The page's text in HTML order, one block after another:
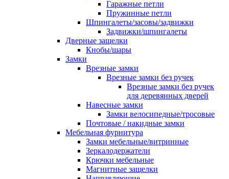
Гаражные петли
Пружинные петли
Шпингалеты/засовы/задвижки
Задвижки/шпингалеты
Дверные защелки
Кнобы/шары
Замки
Врезные замки
Врезные замки без ручек
Врезные замки без ручек
для деревянных дверей
Навесные замки
Замки велосипедные/тросовые
Почтовые / накидные замки
Мебельная фурнитура
Замки мебельные/витринные
Зеркалодержатели
Крючки мебельные
Магнитные защелки